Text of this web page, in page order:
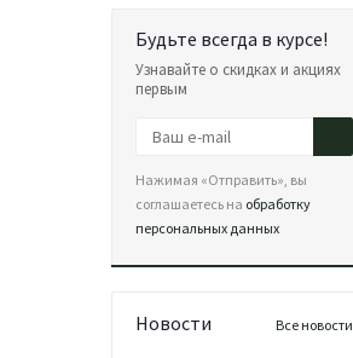
Будьте всегда в курсе!
Узнавайте о скидках и акциях
первым
Нажимая «Отправить», вы
соглашаетесь на обработку
персональных данных
Новости Все новости